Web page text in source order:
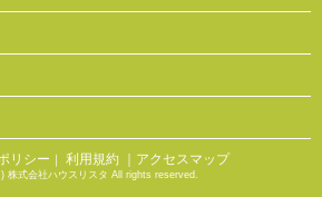
リシー 利用規約 ｜アクセスマップ
株式会社ハウスリスタ All rights reserved.